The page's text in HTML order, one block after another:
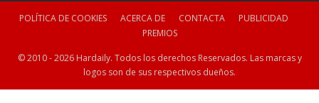
POLÍTICA DE COOKIES ACERCA DE CONTACTA
PUBLICIDAD
PREMIOS
© 2010 - 2026 Hardaily. Todos los derechos Reservados. Las marcas y
logos son de sus respectivos dueños.